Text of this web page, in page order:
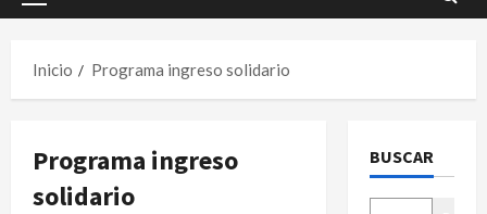
Menú
Inicio
Programa ingreso solidario
Programa ingreso
solidario
BUSCAR